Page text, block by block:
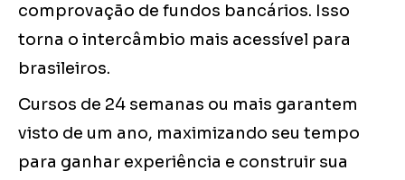
comprovação de fundos bancários. Isso
torna o intercâmbio mais acessível para
brasileiros.
Cursos de 24 semanas ou mais garantem
visto de um ano, maximizando seu tempo
para ganhar experiência e construir sua